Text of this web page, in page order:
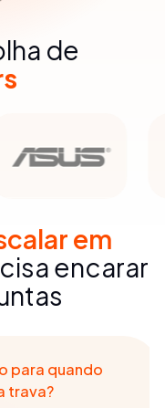
de
em
encarar
para quando
trava?